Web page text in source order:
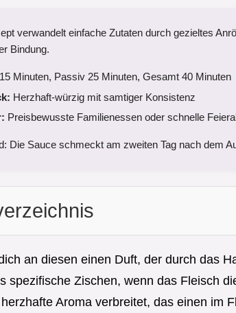
verwandelt einfache Zutaten durch gezieltes
Bindung.
Minuten, Passiv 25 Minuten, Gesamt 40 Minuten
Herzhaft-würzig mit samtiger Konsistenz
Preisbewusste Familienessen oder schnelle
Die Sauce schmeckt am zweiten Tag nach dem
an diesen einen Duft, der durch das
spezifische Zischen, wenn das Fleisch
Aroma verbreitet, das einen im